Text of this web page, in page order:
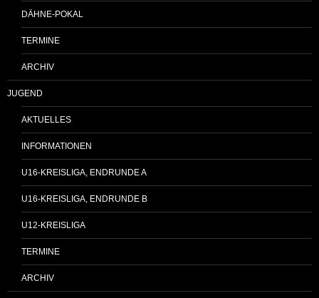
DÄHNE-POKAL
TERMINE
ARCHIV
JUGEND
AKTUELLES
INFORMATIONEN
U16-KREISLIGA, ENDRUNDE A
U16-KREISLIGA, ENDRUNDE B
U12-KREISLIGA
TERMINE
ARCHIV